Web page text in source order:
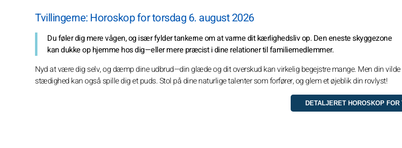
Tvillingerne: Horoskop for torsdag 6. august 2026
Du føler dig mere vågen, og især fylder tankerne om at varme dit kærlighedsliv op. Den eneste skyggezone
kan dukke op hjemme hos dig—eller mere præcist i dine relationer til familiemedlemmer.
Nyd at være dig selv, og dæmp dine udbrud—din glæde og dit overskud kan virkelig begejstre mange. Men din vilde
stædighed kan også spille dig et puds. Stol på dine naturlige talenter som forfører, og glem et øjeblik din rovlyst!